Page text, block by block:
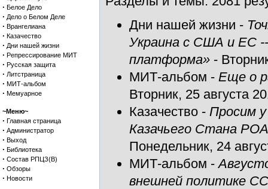
· Белое Дело
· Дело о Белом Деле
· Врангелиана
· Казачество
· Дни нашей жизни
· Репрессирование МИТ
· Русская защита
· Литстраница
· МИТ-альбом
· Мемуарное
~Меню~
· Главная страница
· Администратор
· Выход
· Библиотека
· Состав РПЦЗ(В)
· Обзоры
· Новости
Дни нашей жизни -
Украина с США и ЕС
платформа» -
МИТ-альбом - Еще о
Вторник, 25 августа
Казачество - Просим
Казачьего Стана
Понедельник, 24
МИТ-альбом -
внешней политике